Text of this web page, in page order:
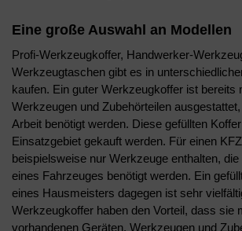
Eine große Auswahl an Modellen
Profi-Werkzeugkoffer, Handwerker-
Werkzeugtaschen gibt es in
kaufen. Ein guter Werkzeugkoffer ist bereits
Werkzeugen und Zubehörteilen
Arbeit benötigt werden. Diese gefüllten
Einsatzgebiet gekauft werden. Für einen
beispielsweise nur Werkzeuge enthalten,
eines Fahrzeuges benötigt werden. Ein
eines Hausmeisters dagegen ist sehr
Werkzeugkoffer haben den Vorteil, dass sie
vorhandenen Geräten, Werkzeugen und